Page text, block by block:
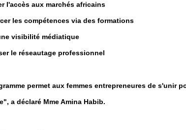
l'accès aux marchés africains
les compétences via des formations
visibilité médiatique
le réseautage professionnel
permet aux femmes entrepreneures de s'unir
a déclaré Mme Amina Habib.